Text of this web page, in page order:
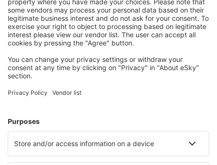
Halvat lennot
Kaupunkilomat
Lomamatkat
Majoitus
Lento+Hotelli
Hotellit
Kuljetukset
Lue lisää